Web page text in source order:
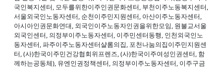
국인복지센터, 모두를위한이주인권문화센터, 부천이주노동복지센터,
서울외국인노동자센터, 순천이주민지원센터, 아산이주노동자센터,
아시아인권문화연대, 외국인이주노동자인권을위한모임, 원불교서울
외국인센터, 의정부이주노동자센터, 이주민센터동행, 인천외국인노
동자센터, 파주이주노동자센터샬롬의집, 포천나눔의집이주민지원센
터, (사)한국이주민건강협회위프렌즈, (사)한국이주여성인권센터, 함
께하는공동체), 유엔인권정책센터, 의정부이주노동자센터, 이주구금